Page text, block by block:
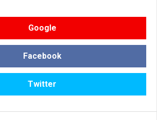
Google
Facebook
Twitter